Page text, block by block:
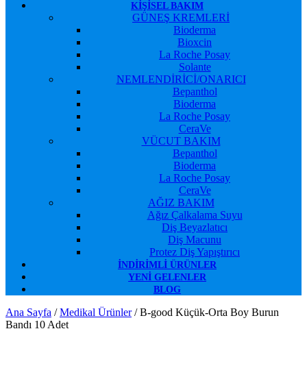
KIŞISEL BAKIM
GÜNEŞ KREMLERİ
Bioderma
Bioxcin
La Roche Posay
Solante
NEMLENDİRİCİ/ONARICI
Bepanthol
Bioderma
La Roche Posay
CeraVe
VÜCUT BAKIM
Bepanthol
Bioderma
La Roche Posay
CeraVe
AĞIZ BAKIM
Ağız Çalkalama Suyu
Diş Beyazlatıcı
Diş Macunu
Protez Diş Yapıştırıcı
İNDIRIMLI ÜRÜNLER
YENI GELENLER
BLOG
Ana Sayfa /Medikal Ürünler/ B-good Küçük-Orta Boy Burun
Bandı 10 Adet